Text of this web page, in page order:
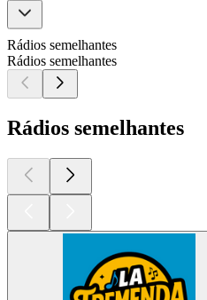
Rádios semelhantes
Rádios semelhantes
Rádios semelhantes